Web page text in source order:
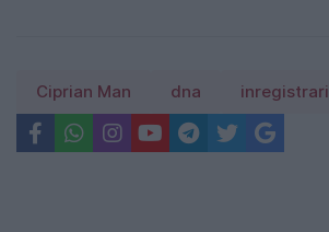
Ciprian Man dna inregistrari